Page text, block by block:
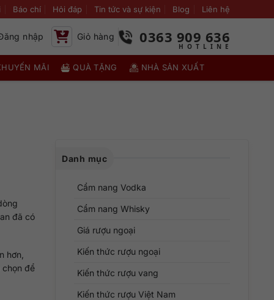
Báo chí Hỏi đáp Tin tức và sự kiện Blog Liên hệ
nhập Giỏ hàng 0363 909 636
MÃI QUÀ TẶNG NHÀ SẢN XUẤT
đã có
hơn,
chọn để
Danh mục
Cẩm nang Vodka
Cẩm nang Whisky
Giá rượu ngoại
Kiến thức rượu ngoại
Kiến thức rượu vang
Kiến thức rượu Việt Nam